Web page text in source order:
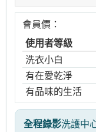
會員價：
使用者等級
洗衣小白
有在愛乾淨
有品味的生活
全程錄影洗護中